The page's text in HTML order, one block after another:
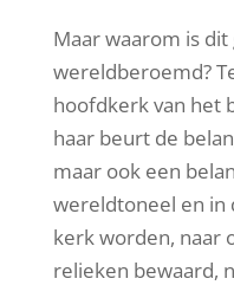
Maar waarom is
wereldberoemd?
hoofdkerk van het
haar beurt de
maar ook een
wereldtoneel en in
kerk worden, naar
relieken bewaard,